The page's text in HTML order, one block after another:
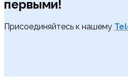
первыми!
Присоединяйтесь к нашему